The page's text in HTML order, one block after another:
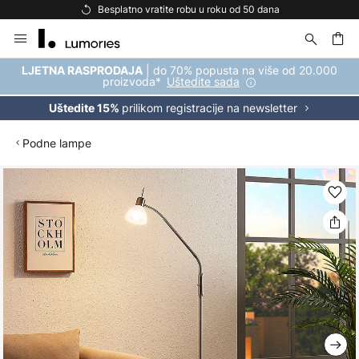
Besplatno vratite robu u roku od 50 dana
to
Content
LJETNA RASPRODAJA | do 70% popusta na više od 20.000
proizvoda* Uštedite sada
Uštedite 15% prilikom registracije na newsletter
Podne lampe
Skip
to
the
end
of
the
images
gallery